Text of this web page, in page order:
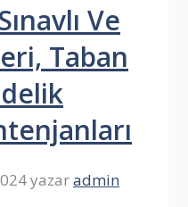
Ve
Taban
yazaradmin